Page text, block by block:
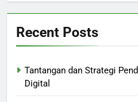
Recent Posts
Tantangan dan Strategi
Digital